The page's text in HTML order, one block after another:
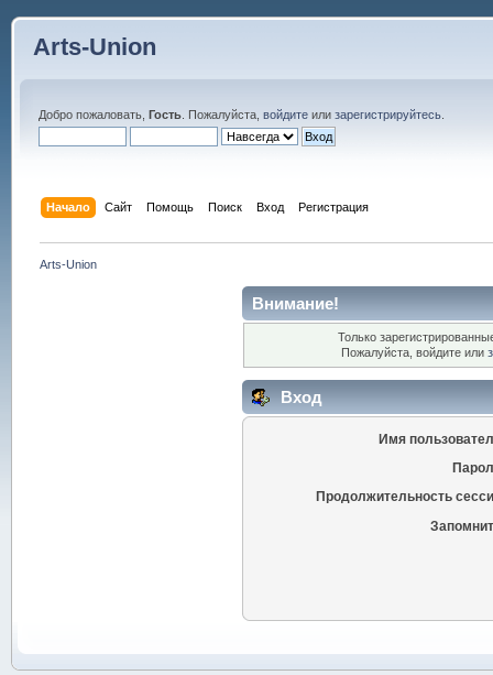
Arts-Union
Добро пожаловать, Гость. Пожалуйста, войдитеили зарегистрируйтесь.
Начало Сайт Помощь Поиск Вход Регистрация
Arts-Union
Внимание!
Только
Пожалуйста, войдите или
Вход
Имя
Продолжительность